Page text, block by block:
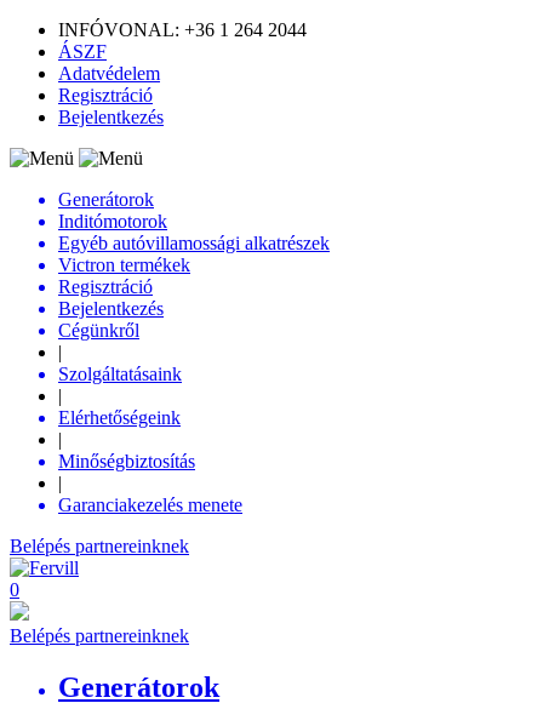
INFÓVONAL: +36 1 264 2044
ÁSZF
Adatvédelem
Regisztráció
Bejelentkezés
Generátorok
Inditómotorok
Egyéb autóvillamossági alkatrészek
Victron termékek
Regisztráció
Bejelentkezés
Cégünkről
|
Szolgáltatásaink
|
Elérhetőségeink
|
Minőségbiztosítás
|
Garanciakezelés menete
Belépés partnereinknek
0
Belépés partnereinknek
Generátorok